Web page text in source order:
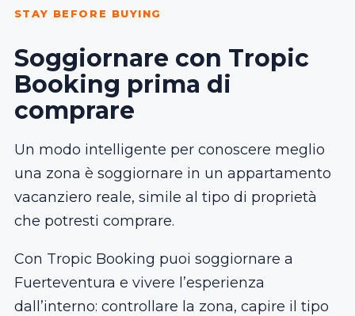
STAY BEFORE BUYING
Soggiornare con Tropic
Booking prima di
comprare
Un modo intelligente per conoscere meglio
una zona è soggiornare in un appartamento
vacanziero reale, simile al tipo di proprietà
che potresti comprare.
Con Tropic Booking puoi soggiornare a
Fuerteventura e vivere l’esperienza
dall’interno: controllare la zona, capire il tipo